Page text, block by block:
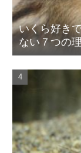
いくら好き
ない７つの